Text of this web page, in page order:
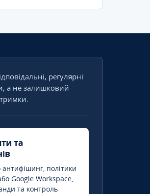
регулярні
а не залишковий
та
політики
Google Workspace,
та контроль